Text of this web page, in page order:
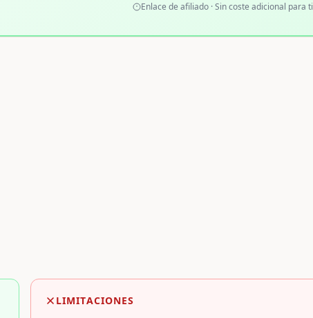
Enlace de afiliado · Sin coste adicional para ti
LIMITACIONES